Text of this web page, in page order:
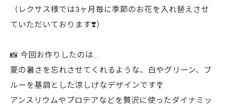
（レクサス様では3ヶ月毎に季節のお花を入れ替えさせ
ていただいております❣️）
📸 今回お作りしたのは…
夏の暑さを忘れさせてくれるような、白やグリーン、ブ
ルーを基調とした涼しげなデザインです🎐
アンスリウムやプロテアなどを贅沢に使ったダイナミッ